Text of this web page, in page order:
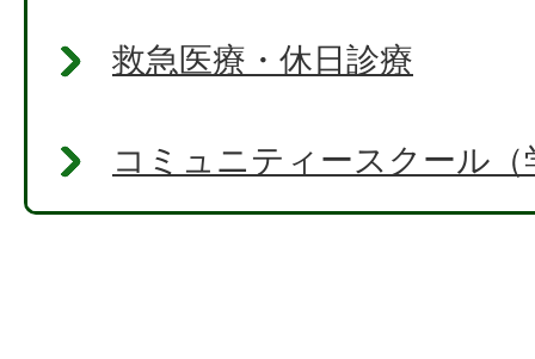
救急医療・休日診療
コミュニティースクール（